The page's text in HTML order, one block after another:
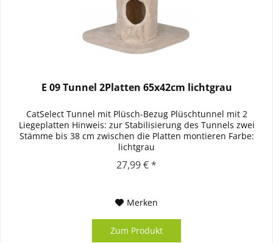
E 09 Tunnel 2Platten 65x42cm lichtgrau
CatSelect Tunnel mit Plüsch-Bezug Plüschtunnel mit 2
Liegeplatten Hinweis: zur Stabilisierung des Tunnels zwei
Stämme bis 38 cm zwischen die Platten montieren Farbe:
lichtgrau
27,99 € *
Merken
Zum Produkt